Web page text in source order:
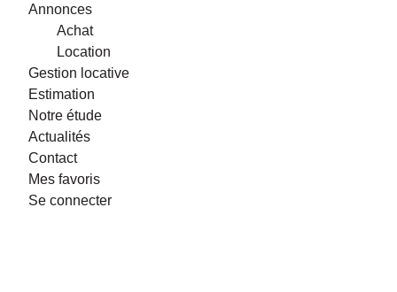
Annonces
Achat
Location
Gestion locative
Estimation
Notre étude
Actualités
Contact
Mes favoris
Se connecter